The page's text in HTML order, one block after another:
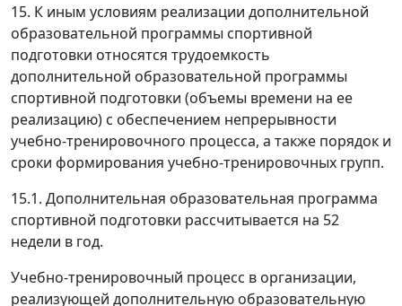
15. К иным условиям реализации дополнительной
образовательной программы спортивной
подготовки относятся трудоемкость
дополнительной образовательной программы
спортивной подготовки (объемы времени на ее
реализацию) с обеспечением непрерывности
учебно-тренировочного процесса, а также порядок и
сроки формирования учебно-тренировочных групп.
15.1. Дополнительная образовательная программа
спортивной подготовки рассчитывается на 52
недели в год.
Учебно-тренировочный процесс в организации,
реализующей дополнительную образовательную